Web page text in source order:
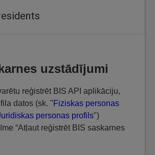
uzstādījumi
reģistrēt BIS API aplikāciju,
datos (sk. " Fiziskas personas
personas profils")
“Atļaut reģistrēt BIS saskarnes